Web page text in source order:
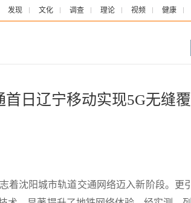
发现 文化 调查 理论 视频 健康
日辽宁移动实现5G无缝
沈阳城市轨道交通网络迈入新阶段。更